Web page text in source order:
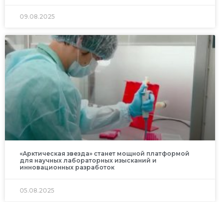
09.08.2025
«Арктическая звезда» станет мощной платформой
для научных лабораторных изысканий и
инновационных разработок
05.08.2025